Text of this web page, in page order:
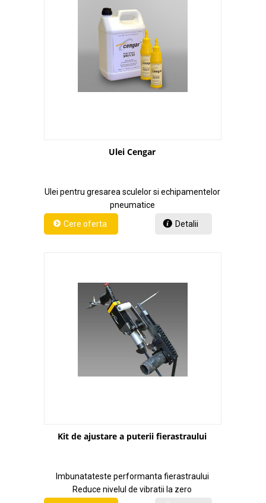
Ulei Cengar
Ulei pentru gresarea sculelor si echipamentelor
pneumatice
Detalii
Kit de ajustare a puterii fierastraului
Imbunatateste performanta fierastraului
Reduce nivelul de vibratii la zero